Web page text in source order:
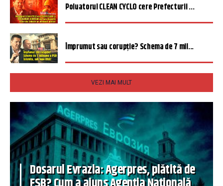
Poluatorul CLEAN CYCLO cere Prefecturii ...
Împrumut sau corupție? Schema de 7 mil...
VEZI MAI MULT
Dosarul Evrazia: Agerpres, plătită de